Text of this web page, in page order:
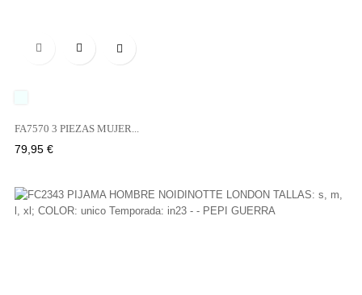

FA7570 3 PIEZAS MUJER...
Precio
79,95 €